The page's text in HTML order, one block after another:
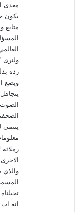
مغذى
يكون
متابع
ولنرى
رده
ويضع
ينتمي
والذي
انه